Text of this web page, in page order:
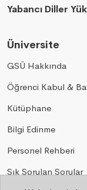
Yabancı Diller
Üniversite
GSÜ Hakkında
Öğrenci Kabul &
Kütüphane
Bilgi Edinme
Personel Rehberi
Sık Sorulan Sorular